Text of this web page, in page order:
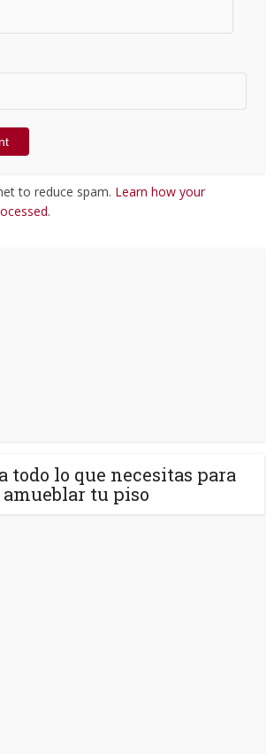
to reduce spam. Learn how your
.
todo lo que necesitas para
amueblar tu piso